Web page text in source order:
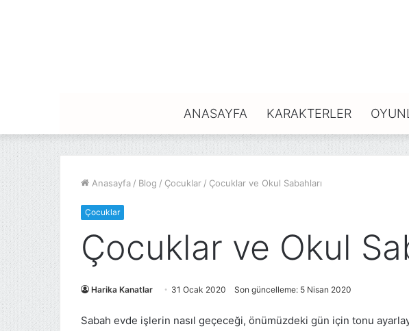
ANASAYFA KARAKTERLER
Anasayfa / Blog / Çocuklar / Çocuklar ve Okul Sabahları
Çocuklar
Çocuklar ve Okul
Harika Kanatlar 31 Ocak 2020 Son güncelleme: 5 Nisan 2020
Sabah evde işlerin nasıl geçeceği, önümüzdeki gün için tonu